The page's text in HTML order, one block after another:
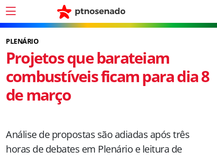
PLENÁRIO
Projetos que barateiam
combustíveis ficam para dia 8
de março
Análise de propostas são adiadas após três
horas de debates em Plenário e leitura de